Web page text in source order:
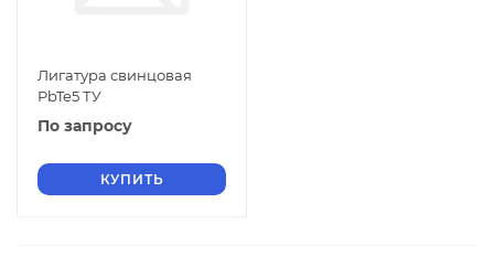
Лигатура свинцовая
PbTe5 ТУ
По запросу
КУПИТЬ